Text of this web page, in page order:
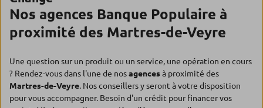
Nos agences Banque Populaire à
proximité des Martres-de-Veyre
Une question sur un produit ou un service, une opération en cours
? Rendez-vous dans l'une de nosagencesà proximité des
Martres-de-Veyre. Nos conseillers y seront à votre disposition
pour vous accompagner. Besoin d'un crédit pour financer vos